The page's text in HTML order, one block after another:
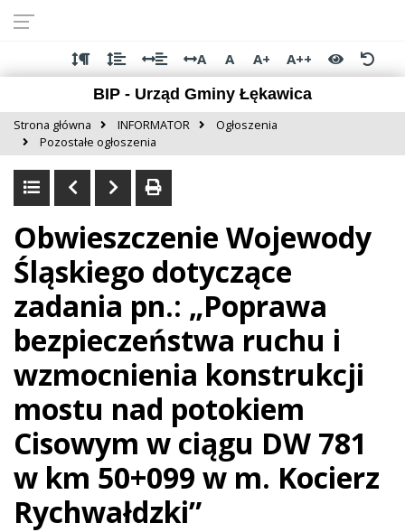
dostępności
głównej
treści
menu
stopki
A A A+
A++
BIP - Urząd Gminy Łękawica
Strona główna INFORMATOR
Ogłoszenia
Pozostałe ogłoszenia
Obwieszczenie Wojewody
Śląskiego dotyczące
zadania pn.: „Poprawa
bezpieczeństwa ruchu i
wzmocnienia konstrukcji
mostu nad potokiem
Cisowym w ciągu DW 781
w km 50+099 w m. Kocierz
Rychwałdzki”